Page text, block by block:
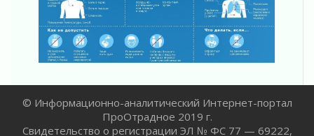
ПСК через Гослуслуги напомнит жителям
Ленинградской области о неоплаченных
счетах
02 августа 2026
Пропавшего подростка нашли в Кировском
районе Ленобласти
02 августа 2026
Жителям Ленобласти напомнили, как
© Информационно-аналитический Интернет-портал
ПроОтрадное 2019 г.
Свидетельство о регистрации ЭЛ № ФС 77 — 69222,